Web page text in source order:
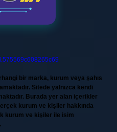
bir marka, kurum veya şahıs
Sitede yalnızca kendi
Burada yer alan içerikler
kurum ve kişiler hakkında
kurum ve kişiler ile isim